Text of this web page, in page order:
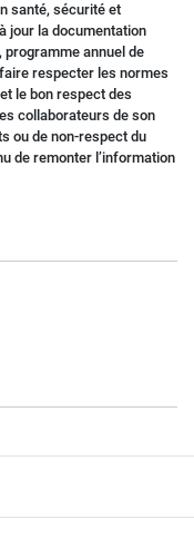
santé, sécurité et
jour la documentation
annuel de
respecter les normes
le bon respect des
collaborateurs de son
ou de non-respect du
de remonter l’information